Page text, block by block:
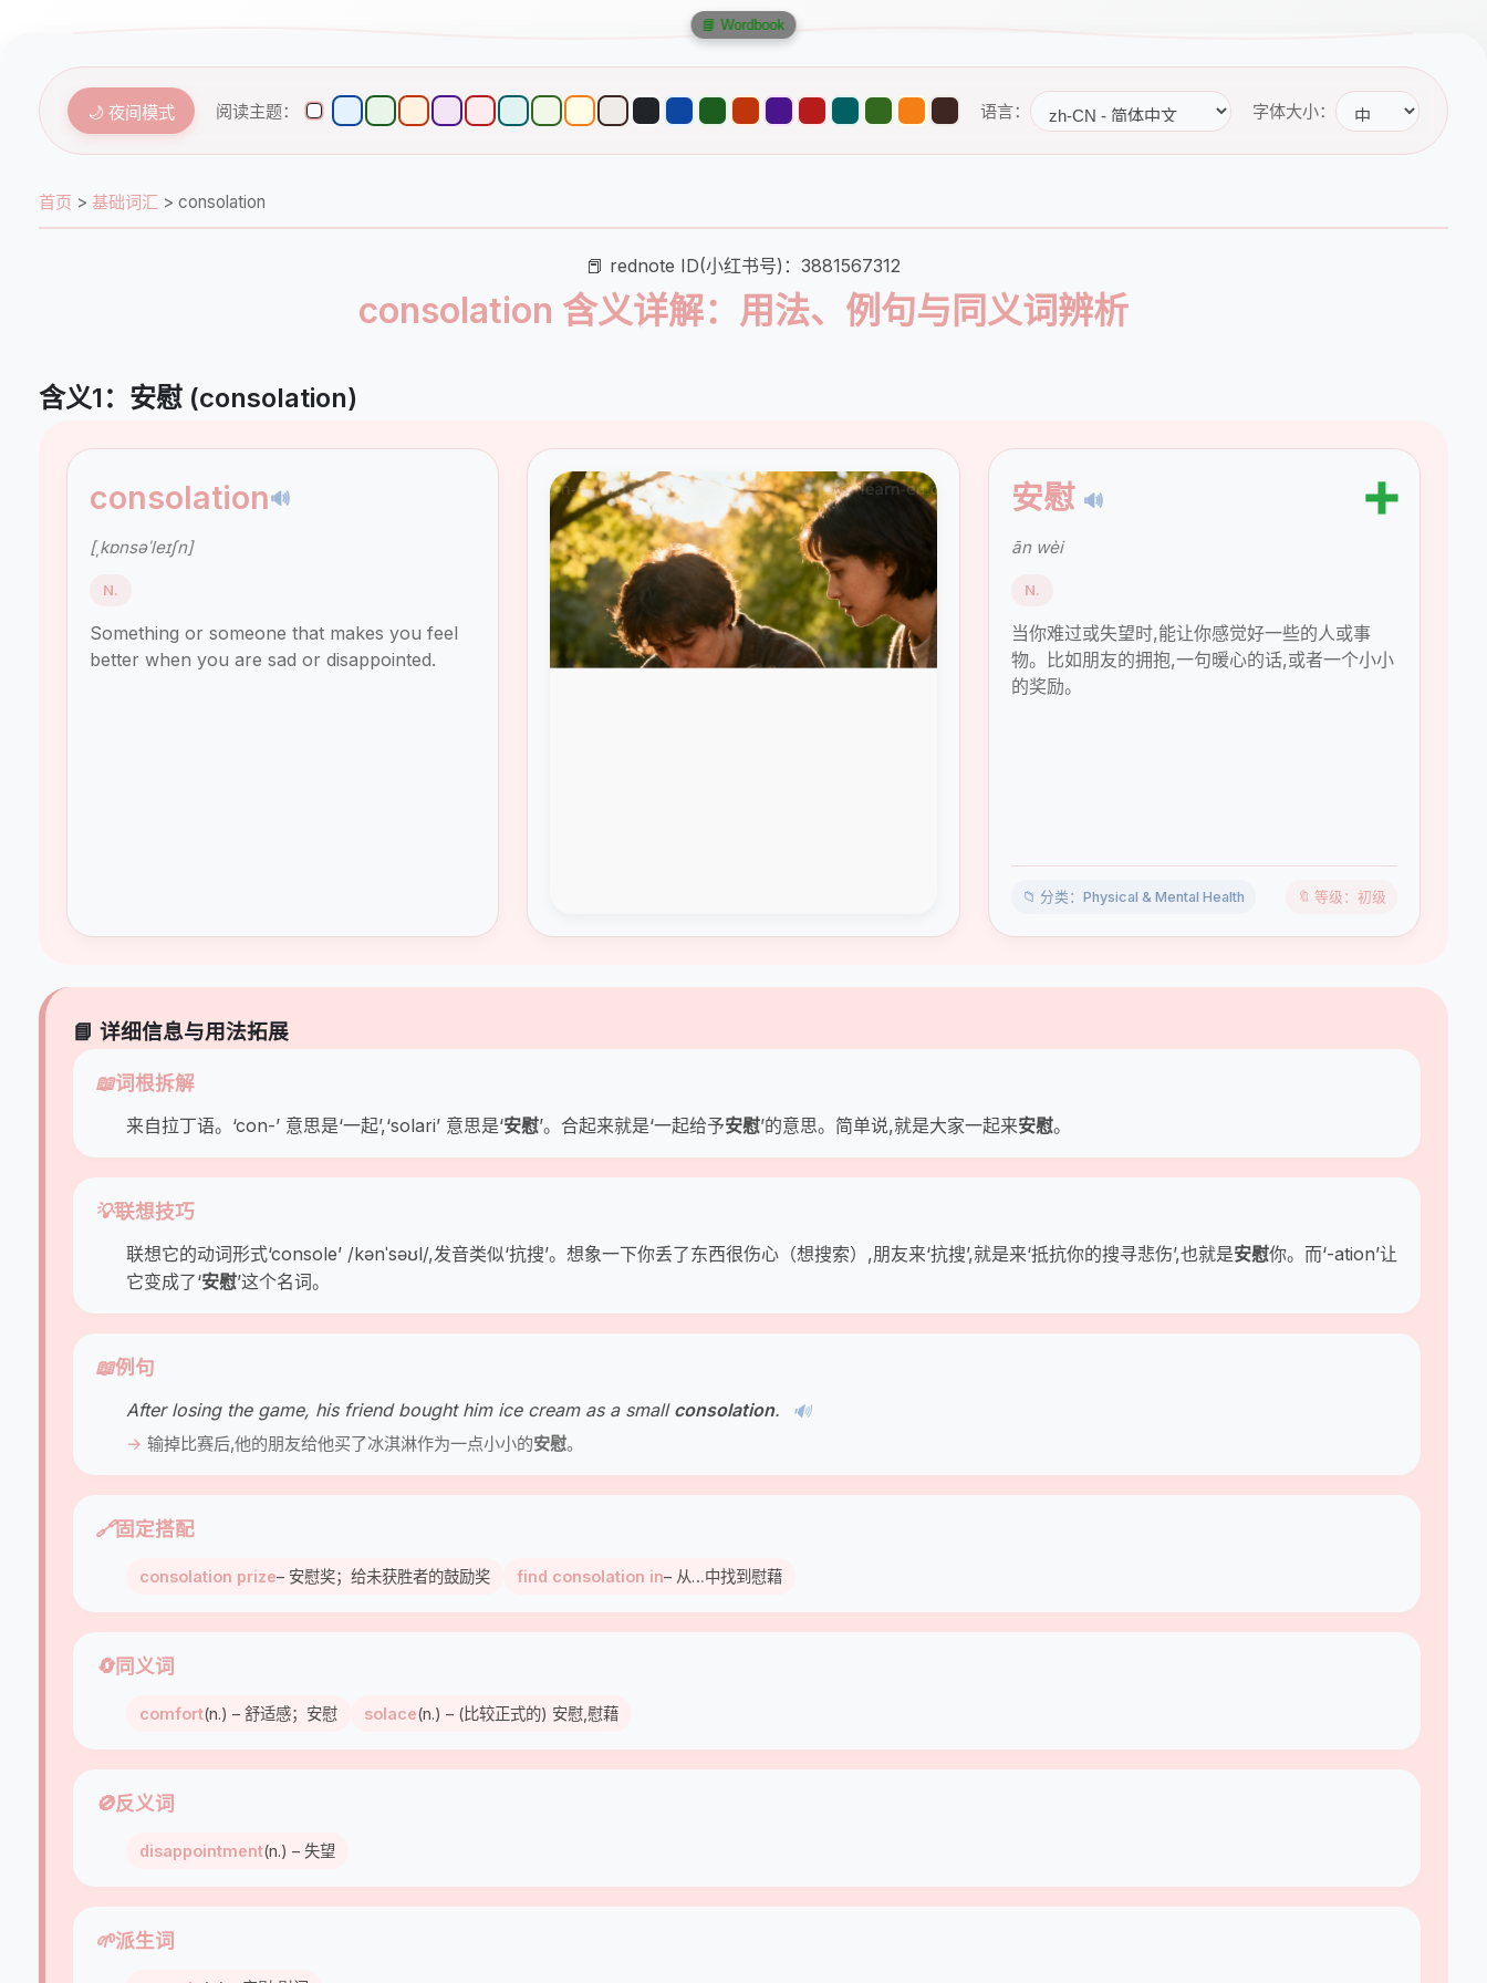
🌙 夜间模式 阅读主题： 语言： 字体大小：
首页 > 基础词汇 > consolation
📕 rednote ID(小红书号)：3881567312
consolation 含义详解：用法、例句与同义词辨析
含义1：安慰 (consolation)
consolation🔊
[ˌkɒnsəˈleɪʃn]
N.
Something or someone that makes you feel
better when you are sad or disappointed.
安慰 🔊 ➕
ān wèi
N.
当你难过或失望时,能让你感觉好一些的人或事
物。比如朋友的拥抱,一句暖心的话,或者一个小小
的奖励。
📁 分类：Physical & Mental Health 🔖 等级：初级
📘 详细信息与用法拓展
📖词根拆解
来自拉丁语。‘con-’ 意思是‘一起’,‘solari’ 意思是‘安慰’。合起来就是‘一起给予安慰’的意思。简单说,就是大家一起来安慰。
💡联想技巧
联想它的动词形式‘console’ /kənˈsəʊl/,发音类似‘抗搜’。想象一下你丢了东西很伤心（想搜索）,朋友来‘抗搜’,就是来‘抵抗你的搜寻悲伤’,也就是安慰你。而‘-ation’让
它变成了‘安慰’这个名词。
📖例句
After losing the game, his friend bought him ice cream as a small consolation. 🔊
输掉比赛后,他的朋友给他买了冰淇淋作为一点小小的安慰。
🔗固定搭配
consolation prize– 安慰奖；给未获胜者的鼓励奖 find consolation in– 从…中找到慰藉
🔄同义词
comfort(n.) – 舒适感；安慰 solace(n.) – (比较正式的) 安慰,慰藉
🚫反义词
disappointment(n.) – 失望
🌱派生词
📘 Wordbook